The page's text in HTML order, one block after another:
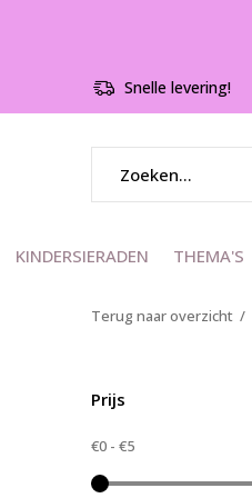
KINDERSIERADEN THEMA'S
Snelle levering!
Terug naar overzicht
Prijs
€0 - €5